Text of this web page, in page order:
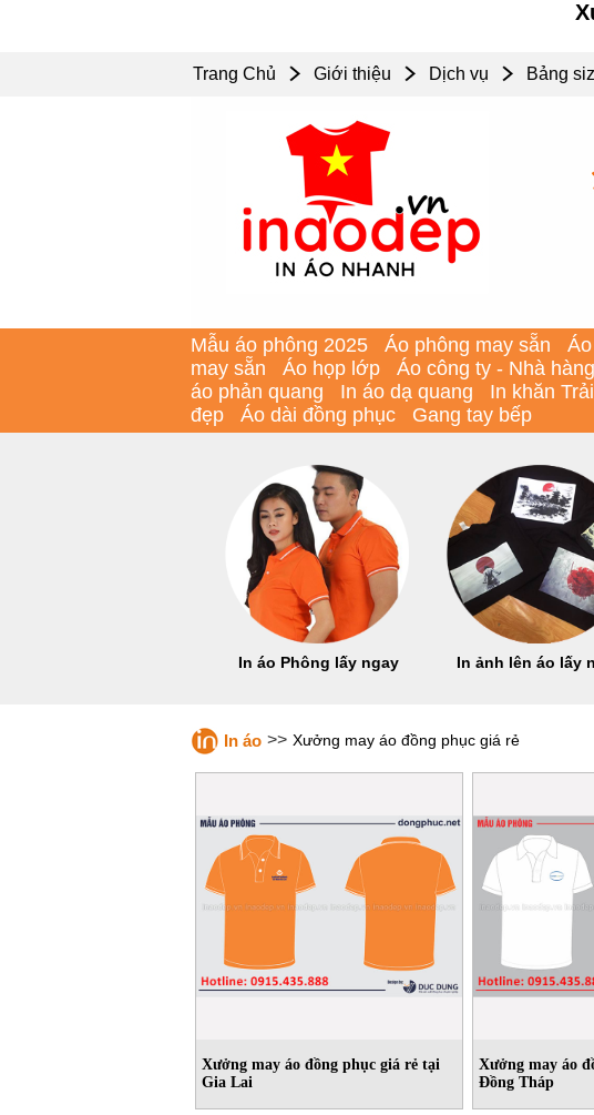
Trang Chủ Giới thiệu Dịch vụ Bảng
Mẫu áo phông 2025 Áo phông may sẵn
may sẵn
Áo họp lớp Áo công ty - Nhà hàng
áo phản quang
In áo dạ quang In khăn
đẹp
Áo dài đồng phục Gang tay bếp
In áo Phông lấy ngay In ảnh lên áo lấy
In áo >> Xưởng may áo đồng phục giá rẻ
Xưởng may áo đồng phục giá rẻ tại
Gia Lai
Xưởng may áo
Đồng Tháp